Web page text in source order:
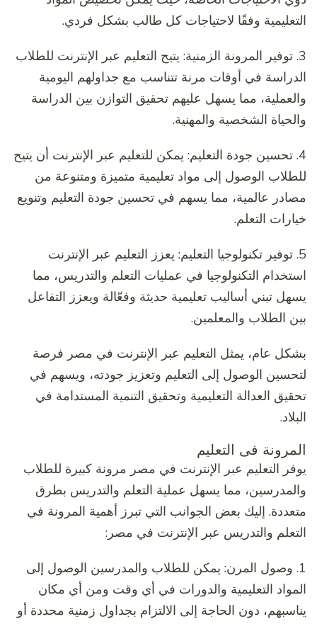
التعليمية وفقًا لاحتياجات كل طالب بشكل فردي.
3. توفير المرونة الزمنية: يتيح التعليم عبر الإنترنت للطلاب
الدراسة في أوقات مرنة تتناسب مع جداولهم اليومية
والعملية، مما يسهل عليهم تحقيق التوازن بين الدراسة
والحياة الشخصية والمهنية.
4. تحسين جودة التعليم: يمكن للتعليم عبر الإنترنت أن يتيح
للطلاب الوصول إلى مواد تعليمية متميزة ومتنوعة من
مصادر عالمية، مما يسهم في تحسين جودة التعليم وتنويع
خيارات التعلم.
5. توفير تكنولوجيا التعليم: يعزز التعليم عبر الإنترنت
استخدام التكنولوجيا في عمليات التعلم والتدريس، مما
يسهل تبني أساليب تعليمية حديثة وفعّالة ويعزز التفاعل
بين الطلاب والمعلمين.
بشكل عام، يمثل التعليم عبر الإنترنت في مصر فرصة
لتحسين الوصول إلى التعليم وتعزيز جودته، ويسهم في
تحقيق العدالة التعليمية وتحقيق التنمية المستدامة في
البلاد.
المرونة فى التعليم
يوفر التعليم عبر الإنترنت في مصر مرونة كبيرة للطلاب
والمدرسين، مما يسهل عملية التعلم والتدريس بطرق
متعددة. إليك بعض الجوانب التي تبرز أهمية المرونة في
التعلم والتدريس عبر الإنترنت في مصر:
1. وصول المرن: يمكن للطلاب والمدرسين الوصول إلى
المواد التعليمية والدورات في أي وقت ومن أي مكان
يناسبهم، دون الحاجة إلى الالتزام بجداول زمنية محددة أو